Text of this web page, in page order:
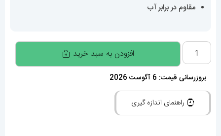
مقاوم در برابر آب
ساعت
زنانه
رولکس
دیت
جاست
افزودن به سبد خرید
بروزرسانی قیمت: 6 آگوست 2026
راهنمای اندازه گیری